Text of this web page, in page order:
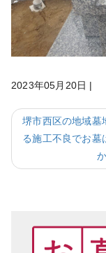
2023年05月20日 |
堺市西区の地域墓
る施工不良でお墓